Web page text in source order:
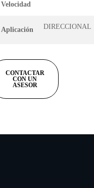
Velocidad
Aplicación DIRECCIONAL
CONTACTAR
CON UN
ASESOR